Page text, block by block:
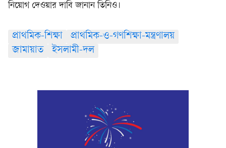
নিয়োগ দেওয়ার দাবি জানান তিনিও।
প্রাথমিক-শিক্ষা
প্রাথমিক-ও-গণশিক্ষা-মন্ত্রণালয়
জামায়াত
ইসলামী-দল